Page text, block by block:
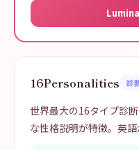
16Personalities 診
世界最大の16タイプ診
な性格説明が特徴。英語